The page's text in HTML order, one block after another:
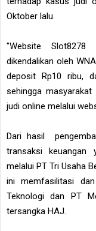
Oktober lalu.
"Website Slot8278
dikendalikan oleh
deposit Rp10 ribu,
sehingga
judi online melalui
Dari hasil
transaksi keuangan
melalui PT Tri Usaha
ini memfasilitasi
Teknologi dan PT
tersangka HAJ.